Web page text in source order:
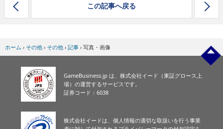
この記事へ戻る
ホーム › その他 › その他 › 記事 › 写真・画像
GameBusiness.jp は、株式会社イード（東証グロース上
場）の運営するサービスです。
証券コード：6038
株式会社イードは、個人情報の適切な取扱いを行う事業